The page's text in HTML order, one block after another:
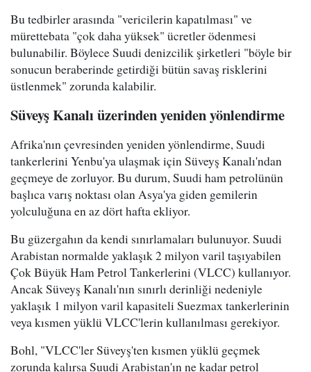
Bu tedbirler arasında "vericilerin kapatılması" ve
mürettebata "çok daha yüksek" ücretler ödenmesi
bulunabilir. Böylece Suudi denizcilik şirketleri "böyle bir
sonucun beraberinde getirdiği bütün savaş risklerini
üstlenmek" zorunda kalabilir.
Süveyş Kanalı üzerinden yeniden yönlendirme
Afrika'nın çevresinden yeniden yönlendirme, Suudi
tankerlerini Yenbu'ya ulaşmak için Süveyş Kanalı'ndan
geçmeye de zorluyor. Bu durum, Suudi ham petrolünün
başlıca varış noktası olan Asya'ya giden gemilerin
yolculuğuna en az dört hafta ekliyor.
Bu güzergahın da kendi sınırlamaları bulunuyor. Suudi
Arabistan normalde yaklaşık 2 milyon varil taşıyabilen
Çok Büyük Ham Petrol Tankerlerini (VLCC) kullanıyor.
Ancak Süveyş Kanalı'nın sınırlı derinliği nedeniyle
yaklaşık 1 milyon varil kapasiteli Suezmax tankerlerinin
veya kısmen yüklü VLCC'lerin kullanılması gerekiyor.
Bohl, "VLCC'ler Süveyş'ten kısmen yüklü geçmek
zorunda kalırsa Suudi Arabistan'ın ne kadar petrol